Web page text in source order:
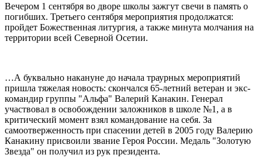
Вечером 1 сентября во дворе школы зажгут свечи в память о
погибших. Третьего сентября мероприятия продолжатся:
пройдет Божественная литургия, а также минута молчания на
территории всей Северной Осетии.
…А буквально накануне до начала траурных мероприятий
пришла тяжелая новость: скончался 65-летний ветеран и экс-
командир группы "Альфа" Валерий Канакин. Генерал
участвовал в освобождении заложников в школе №1, а в
критический момент взял командование на себя. За
самоотверженность при спасении детей в 2005 году Валерию
Канакину присвоили звание Героя России. Медаль "Золотую
Звезда" он получил из рук президента.